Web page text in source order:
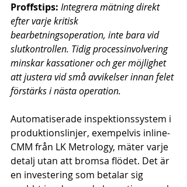
Proffstips: Integrera mätning direkt
efter varje kritisk
bearbetningsoperation, inte bara vid
slutkontrollen. Tidig processinvolvering
minskar kassationer och ger möjlighet
att justera vid små avvikelser innan felet
förstärks i nästa operation.
Automatiserade inspektionssystem i
produktionslinjer, exempelvis inline-
CMM från LK Metrology, mäter varje
detalj utan att bromsa flödet. Det är
en investering som betalar sig